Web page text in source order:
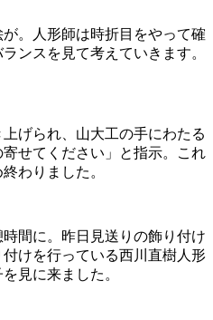
。人形師は時折目をやって確
ンスを見て考えていきます。
げられ、山大工の手にわたる
せてください」と指示。これ
わりました。
間に。昨日見送りの飾り付け
けを行っている西川直樹人形
見に来ました。